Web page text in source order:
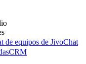
de equipos de JivoChat
CRM